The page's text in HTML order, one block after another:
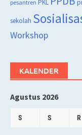
pesantren PKL
sekolah
Workshop
KALENDER
Agustus 2026
S S R